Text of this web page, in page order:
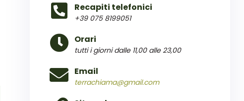
Recapiti telefonici
+39 075 8199051
Orari
tutti i giorni dalle 11,00 alle 23,00
Email
terrachiama@gmail.com